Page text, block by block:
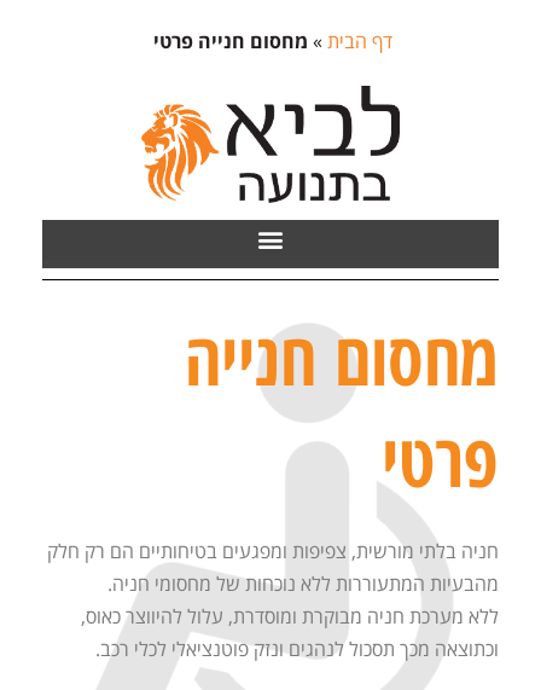
דף הבית»מחסום חנייה פרטי
מחסום חנייה
פרטי
חניה בלתי מורשית, צפיפות ומפגעים בטיחותיים הם רק חלק
מהבעיות המתעוררות ללא נוכחות של מחסומי חניה.
ללא מערכת חניה מבוקרת ומוסדרת, עלול להיווצר כאוס,
וכתוצאה מכך תסכול לנהגים ונזק פוטנציאלי לכלי רכב.